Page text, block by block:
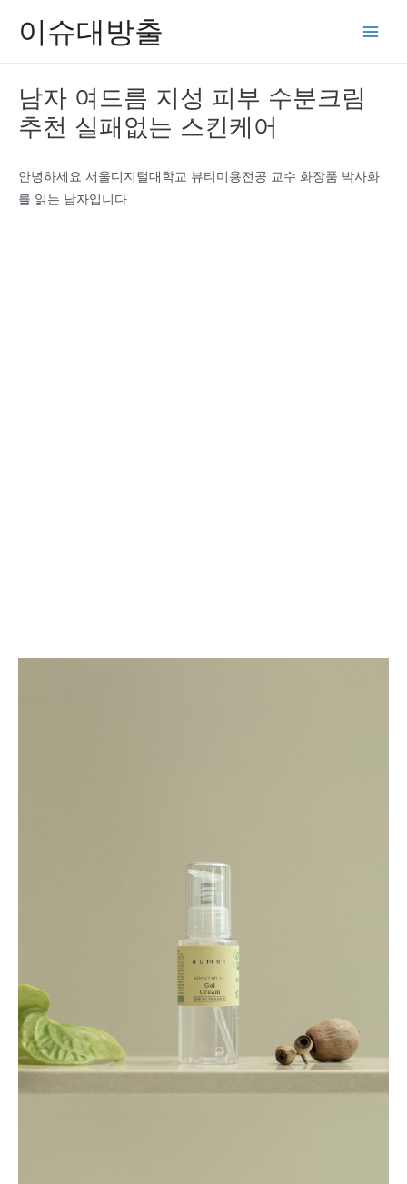
이슈대방출
남자 여드름 지성 피부 수분크림
추천 실패없는 스킨케어
안녕하세요 서울디지털대학교 뷰티미용전공 교수 화장품 박사화
를 읽는 남자입니다